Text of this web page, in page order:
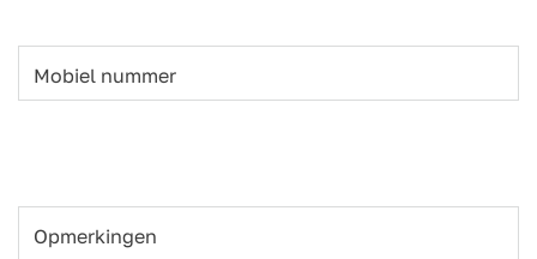
Mobiel nummer
Opmerkingen